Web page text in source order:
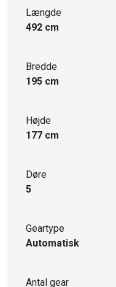
Længde
492 cm
Bredde
195 cm
Højde
177 cm
Døre
5
Geartype
Automatisk
Antal gear